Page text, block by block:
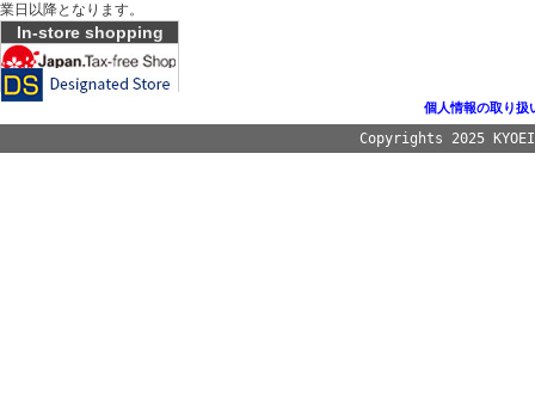
業日以降となります。
In-store shopping
個人情報の取り扱
Copyrights 2025